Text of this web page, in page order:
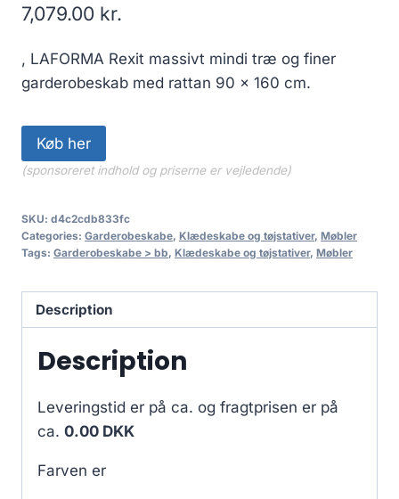
7,079.00 kr.
, LAFORMA Rexit massivt mindi træ og finer
garderobeskab med rattan 90 x 160 cm.
Køb her
(sponsoreret indhold og priserne er vejledende)
SKU: d4c2cdb833fc
Categories: Garderobeskabe, Klædeskabe og tøjstativer, Møbler
Tags: Garderobeskabe > bb, Klædeskabe og tøjstativer, Møbler
Description
Description
Leveringstid er på ca. og fragtprisen er på
ca. 0.00 DKK
Farven er